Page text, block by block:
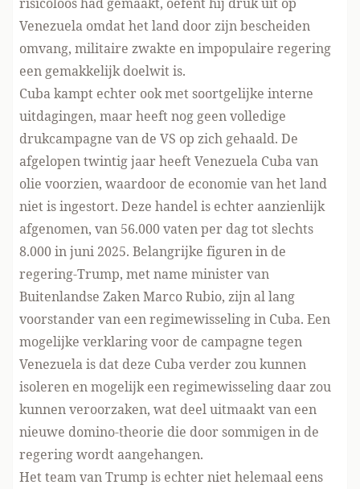
Venezuela omdat het land door zijn bescheiden
omvang, militaire zwakte en impopulaire regering
een gemakkelijk doelwit is.
Cuba kampt echter ook met soortgelijke interne
uitdagingen, maar heeft nog geen volledige
drukcampagne van de VS op zich gehaald. De
afgelopen twintig jaar heeft Venezuela Cuba van
olie voorzien, waardoor de economie van het land
niet is ingestort. Deze handel is echter aanzienlijk
afgenomen, van 56.000 vaten per dag tot slechts
8.000 in juni 2025. Belangrijke figuren in de
regering-Trump, met name minister van
Buitenlandse Zaken Marco Rubio, zijn al lang
voorstander van een regimewisseling in Cuba. Een
mogelijke verklaring voor de campagne tegen
Venezuela is dat deze Cuba verder zou kunnen
isoleren en mogelijkeen regimewisseling daarzou
kunnen veroorzaken, wat deel uitmaakt van een
nieuwe domino-theorie die door sommigen in de
regering wordt aangehangen.
Het team van Trump is echter niet helemaal eens